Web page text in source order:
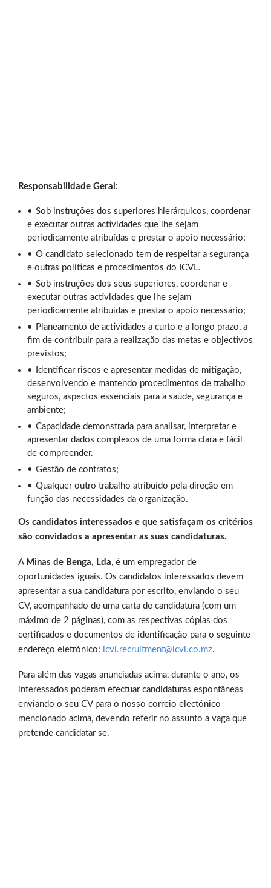
Responsabilidade Geral:
Sob instruções dos superiores hierárquicos, coordenar
e executar outras actividades que lhe sejam
periodicamente atribuídas e prestar o apoio necessário;
O candidato selecionado tem de respeitar a segurança
e outras políticas e procedimentos do ICVL.
Sob instruções dos seus superiores, coordenar e
executar outras actividades que lhe sejam
periodicamente atribuídas e prestar o apoio necessário;
Planeamento de actividades a curto e a longo prazo, a
fim de contribuir para a realização das metas e objectivos
previstos;
Identificar riscos e apresentar medidas de mitigação,
desenvolvendo e mantendo procedimentos de trabalho
seguros, aspectos essenciais para a saúde, segurança e
ambiente;
Capacidade demonstrada para analisar, interpretar e
apresentar dados complexos de uma forma clara e fácil
de compreender.
Gestão de contratos;
Qualquer outro trabalho atribuído pela direção em
função das necessidades da organização.
Os candidatos interessados e que satisfaçam os critérios
são convidados a apresentar as suas candidaturas.
A Minas de Benga, Lda, é um empregador de
oportunidades iguais. Os candidatos interessados devem
apresentar a sua candidatura por escrito, enviando o seu
CV, acompanhado de uma carta de candidatura (com um
máximo de 2 páginas), com as respectivas cópias dos
certificados e documentos de identificação para o seguinte
endereço eletrónico: icvl.recruitment@icvl.co.mz.
Para além das vagas anunciadas acima, durante o ano, os
interessados poderam efectuar candidaturas espontâneas
enviando o seu CV para o nosso correio electónico
mencionado acima, devendo referir no assunto a vaga que
pretende candidatar se.